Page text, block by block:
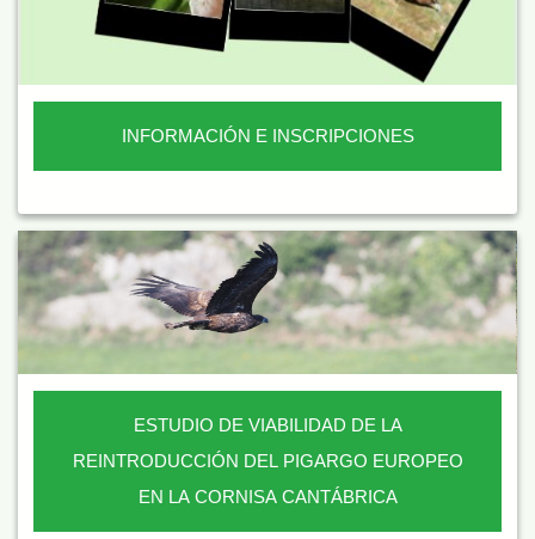
INFORMACIÓN E INSCRIPCIONES
ESTUDIO DE VIABILIDAD DE LA
REINTRODUCCIÓN DEL PIGARGO EUROPEO
EN LA CORNISA CANTÁBRICA